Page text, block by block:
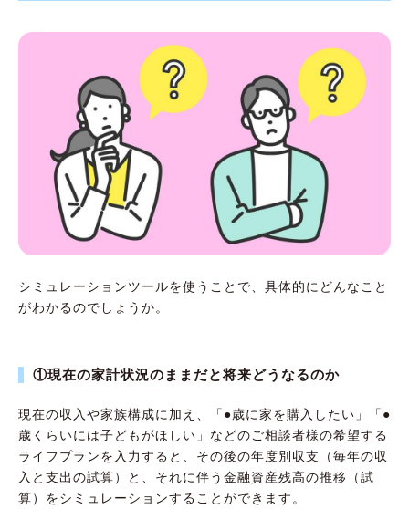
シミュレーションツールを使うことで、具体的にどんなこと
がわかるのでしょうか。
①現在の家計状況のままだと将来どうなるのか
現在の収入や家族構成に加え、「●歳に家を購入したい」「●
歳くらいには子どもがほしい」などのご相談者様の希望する
ライフプランを入力すると、その後の年度別収支（毎年の収
入と支出の試算）と、それに伴う金融資産残高の推移（試
算）をシミュレーションすることができます。